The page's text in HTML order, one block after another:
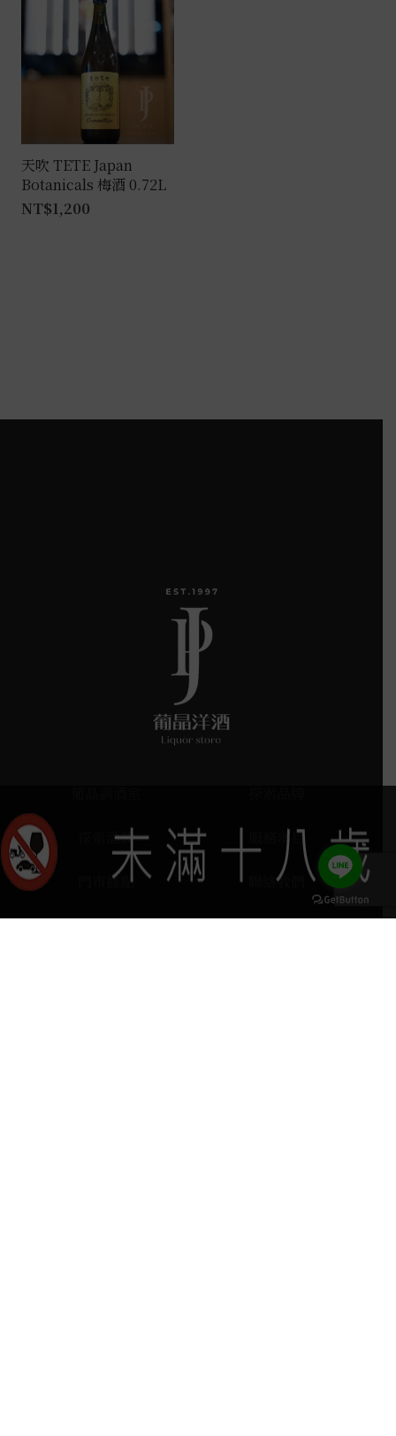
天吹 TETE Japan
Botanicals 梅酒 0.72L
NT$1,200
探索酒款 服務項目
門市據點 聯絡我們